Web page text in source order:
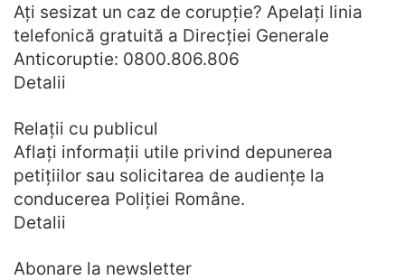
Ați sesizat un caz de corupție? Apelați linia
telefonică gratuită a Direcţiei Generale
Anticoruptie: 0800.806.806
Detalii
Relaţii cu publicul
Aflați informații utile privind depunerea
petițiilor sau solicitarea de audiențe la
conducerea Poliției Române.
Detalii
Abonare la newsletter